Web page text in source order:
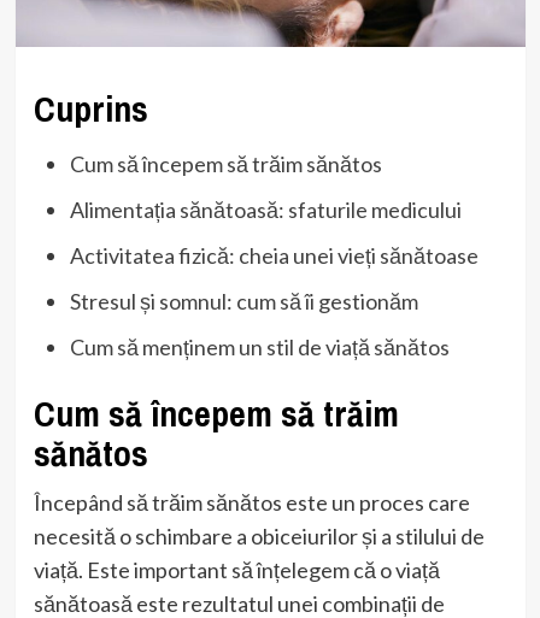
Cuprins
Cum să începem să trăim sănătos
Alimentația sănătoasă: sfaturile medicului
Activitatea fizică: cheia unei vieți sănătoase
Stresul și somnul: cum să îi gestionăm
Cum să menținem un stil de viață sănătos
Cum să începem să trăim
sănătos
Începând să trăim sănătos este un proces care
necesită o schimbare a obiceiurilor și a stilului de
viață. Este important să înțelegem că o viață
sănătoasă este rezultatul unei combinații de